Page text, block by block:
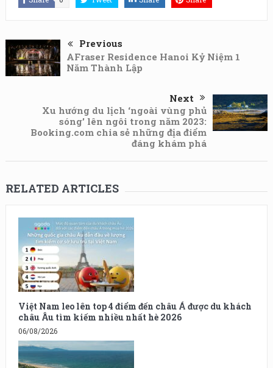
Previous
AFraser Residence Hanoi Kỷ Niệm 1
Năm Thành Lập
Next
Xu hướng du lịch ‘ngoài vùng phủ
sóng’ lên ngôi trong năm 2023:
Booking.com chia sẻ những địa điểm
đáng khám phá
RELATED ARTICLES
Việt Nam leo lên top 4 điểm đến châu Á được du khách
châu Âu tìm kiếm nhiều nhất hè 2026
06/08/2026